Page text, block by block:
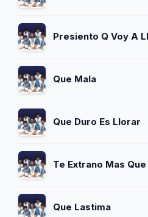
Presiento Q Voy A
Que Mala
Que Duro Es Llorar
Te Extrano Mas
Que Lastima